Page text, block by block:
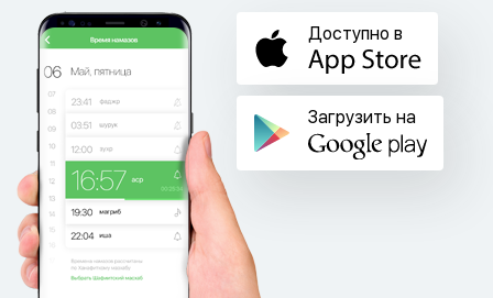
Доступно в
Загрузить на